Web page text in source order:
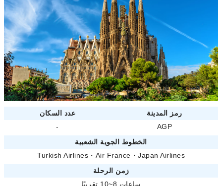
عدد السكان
رمز المدينة
-
AGP
الخطوط الجوية الشعبية
Turkish Airlines ・ Air France ・ Japan Airlines
زمن الرحلة
ساعات 8~10 تقريبًا